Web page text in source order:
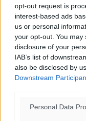
opt-out request is
interest-based ads
us or personal
your opt-out. You
disclosure of your
IAB’s list of
also be disclosed by
Downstream
Personal Data